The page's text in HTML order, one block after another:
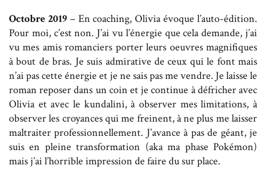
Octobre 2019– En coaching, Olivia évoque l’auto-édition.
Pour moi, c’est non. J’ai vu l’énergie que cela demande, j’ai
vu mes amis romanciers porter leurs oeuvres magnifiques
à bout de bras. Je suis admirative de ceux qui le font mais
n’ai pas cette énergie et je ne sais pas me vendre. Je laisse le
roman reposer dans un coin et je continue à défricher avec
Olivia et avec le kundalini, à observer mes limitations, à
observer les croyances qui me freinent, à ne plus me laisser
maltraiter professionnellement. J’avance à pas de géant, je
suis en pleine transformation (aka ma phase Pokémon)
mais j’ai l’horrible impression de faire du sur place.